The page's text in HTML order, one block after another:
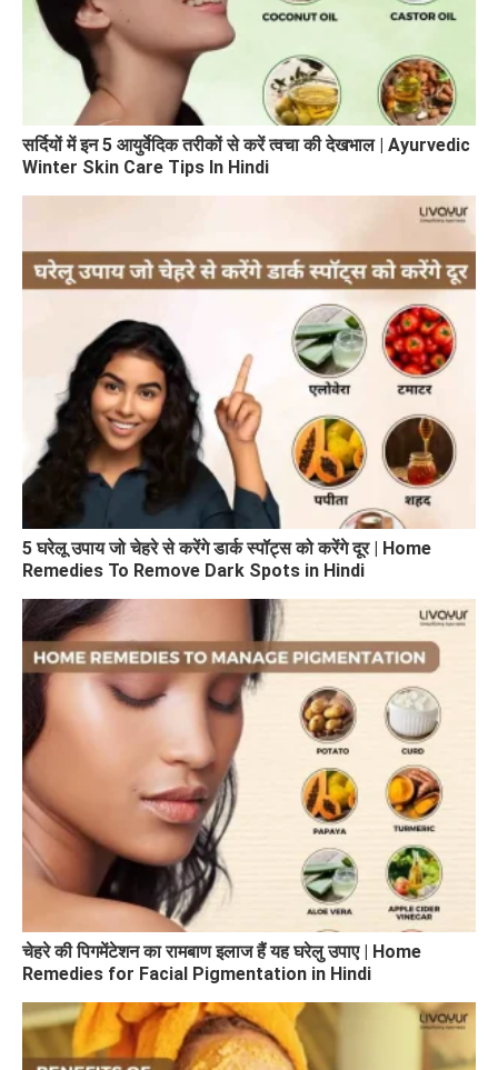
सर्दियों में इन 5 आयुर्वेदिक तरीकों से करें त्वचा की देखभाल | Ayurvedic
Winter Skin Care Tips In Hindi
5 घरेलू उपाय जो चेहरे से करेंगे डार्क स्पॉट्स को करेंगे दूर | Home
Remedies To Remove Dark Spots in Hindi
चेहरे की पिगमेंटेशन का रामबाण इलाज हैं यह घरेलु उपाए | Home
Remedies for Facial Pigmentation in Hindi